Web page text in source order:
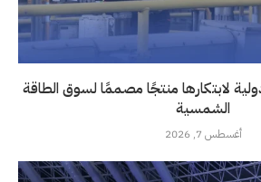
لابتكارها منتجًا مصممًا لسوق الطاقة
الشمسية
أغسطس 7, 2026